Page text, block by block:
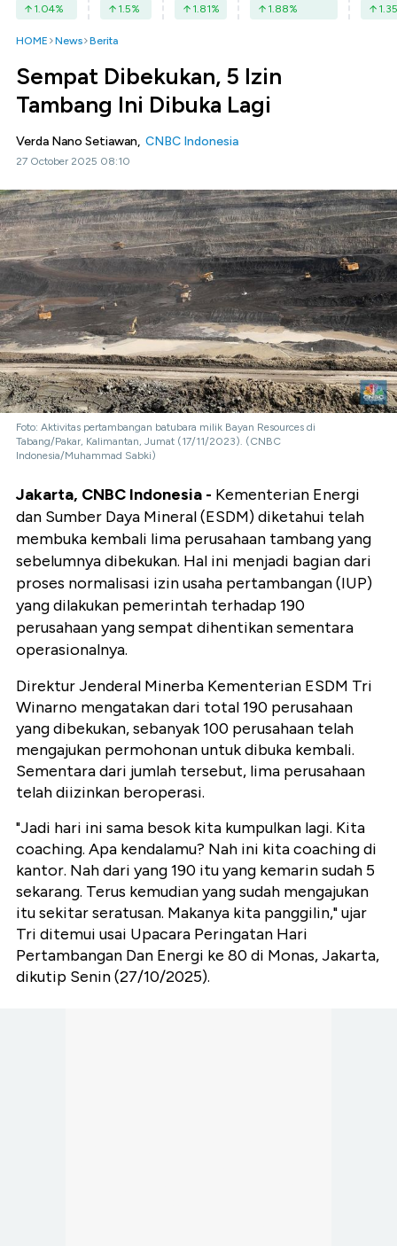
1.04% 1.5% 1.81% 1.88% 1.35
HOME News Berita
Sempat Dibekukan, 5 Izin
Tambang Ini Dibuka Lagi
Verda Nano Setiawan, CNBC Indonesia
27 October 2025 08:10
Foto: Aktivitas pertambangan batubara milik Bayan Resources di
Tabang/Pakar, Kalimantan, Jumat (17/11/2023). (CNBC
Indonesia/Muhammad Sabki)
Jakarta, CNBC Indonesia - Kementerian Energi
dan Sumber Daya Mineral (ESDM) diketahui telah
membuka kembali lima perusahaan tambang yang
sebelumnya dibekukan. Hal ini menjadi bagian dari
proses normalisasi izin usaha pertambangan (IUP)
yang dilakukan pemerintah terhadap 190
perusahaan yang sempat dihentikan sementara
operasionalnya.
Direktur Jenderal Minerba Kementerian ESDM Tri
Winarno mengatakan dari total 190 perusahaan
yang dibekukan, sebanyak 100 perusahaan telah
mengajukan permohonan untuk dibuka kembali.
Sementara dari jumlah tersebut, lima perusahaan
telah diizinkan beroperasi.
"Jadi hari ini sama besok kita kumpulkan lagi. Kita
coaching. Apa kendalamu? Nah ini kita coaching di
kantor. Nah dari yang 190 itu yang kemarin sudah 5
sekarang. Terus kemudian yang sudah mengajukan
itu sekitar seratusan. Makanya kita panggilin," ujar
Tri ditemui usai Upacara Peringatan Hari
Pertambangan Dan Energi ke 80 di Monas, Jakarta,
dikutip Senin (27/10/2025).